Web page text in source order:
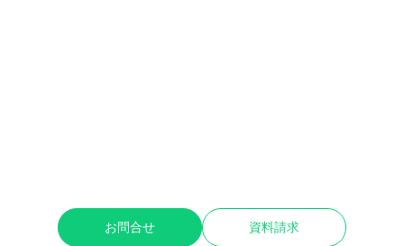
お問合せ 資料請求